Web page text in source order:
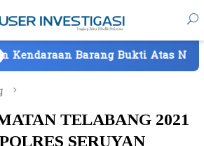
Bukti Atas Nama PT Mitra
TELABANG 2021
SERUYAN